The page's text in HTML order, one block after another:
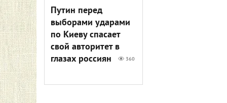
Путин перед
выборами ударами
по Киеву спасает
свой авторитет в
глазах россиян
360